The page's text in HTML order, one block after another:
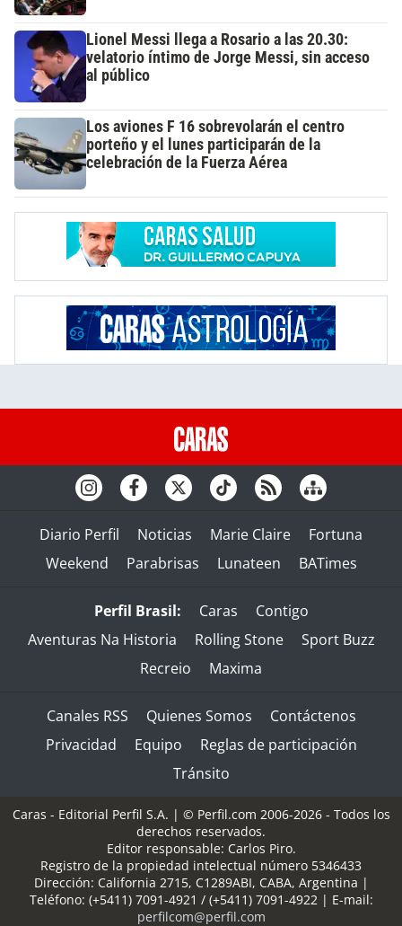
Lionel Messi llega a Rosario a las 20.30:
velatorio íntimo de Jorge Messi, sin acceso
al público
Los aviones F 16 sobrevolarán el centro
porteño y el lunes participarán de la
celebración de la Fuerza Aérea
Diario Perfil Noticias Marie Claire
Fortuna
Weekend
Parabrisas Lunateen BATimes
Perfil Brasil: Caras
Contigo
Aventuras Na Historia
Rolling Stone
Sport Buzz
Recreio
Maxima
Canales RSS Quienes Somos
Contáctenos
Privacidad
Equipo
Reglas de participación
Tránsito
Caras - Editorial Perfil S.A. | © Perfil.com 2006-2026 - Todos los
derechos reservados.
Editor responsable: Carlos Piro.
Registro de la propiedad intelectual número 5346433
Dirección: California 2715, C1289ABI, CABA, Argentina |
Teléfono: (+5411) 7091-4921 / (+5411) 7091-4922 | E-mail:
perfilcom@perfil.com